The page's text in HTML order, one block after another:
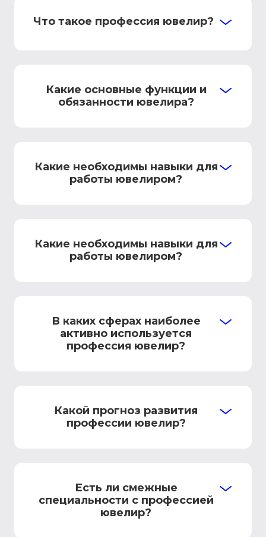
Что такое профессия ювелир?
Какие основные функции и
обязанности ювелира?
Какие необходимы навыки для
работы ювелиром?
Какие необходимы навыки для
работы ювелиром?
В каких сферах наиболее
активно используется
профессия ювелир?
Какой прогноз развития
профессии ювелир?
Есть ли смежные
специальности с профессией
ювелир?